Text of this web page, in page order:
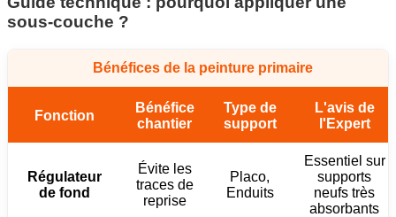
sous-couche ?
Bénéfices de la peinture primaire
Fonction
Bénéfice
chantier
Type de
support
L'avis de
l'Expert
Régulateur
de fond
Évite les
traces de
reprise
Placo,
Enduits
Essentiel sur
supports
neufs très
absorbants